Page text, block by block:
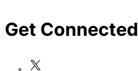
Get Connected